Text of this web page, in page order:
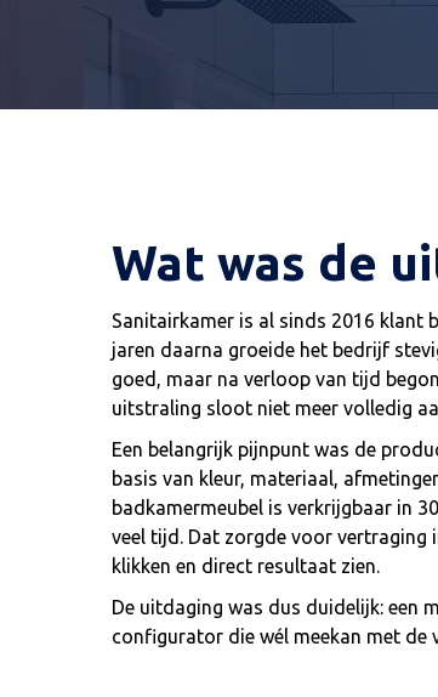
Wat was de
Sanitairkamer is al sinds 2016 klant
jaren daarna groeide het bedrijf
goed, maar na verloop van tijd
uitstraling sloot niet meer volledig
Een belangrijk pijnpunt was de
basis van kleur, materiaal,
badkamermeubel is verkrijgbaar in
veel tijd. Dat zorgde voor vertraging
klikken en direct resultaat zien.
De uitdaging was dus duidelijk: een
configurator die wél meekan met de